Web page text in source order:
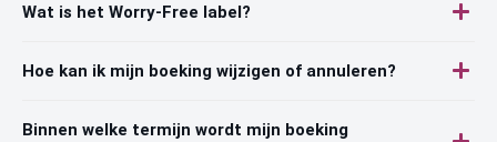
Wat is het Worry-Free label?
Hoe kan ik mijn boeking wijzigen of annuleren?
Binnen welke termijn wordt mijn boeking